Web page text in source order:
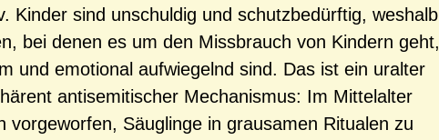
Kinder sind unschuldig und schutzbedürftig, weshalb
bei denen es um den Missbrauch von Kindern geht,
und emotional aufwiegelnd sind. Das ist ein uralter
antisemitischer Mechanismus: Im Mittelalter
vorgeworfen, Säuglinge in grausamen Ritualen zu